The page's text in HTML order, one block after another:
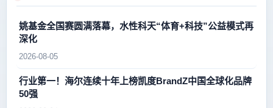
姚基金全国赛圆满落幕，水性科天“体育+科技”公益模式再
深化
2026-08-05
行业第一！海尔连续十年上榜凯度BrandZ中国全球化品牌
50强